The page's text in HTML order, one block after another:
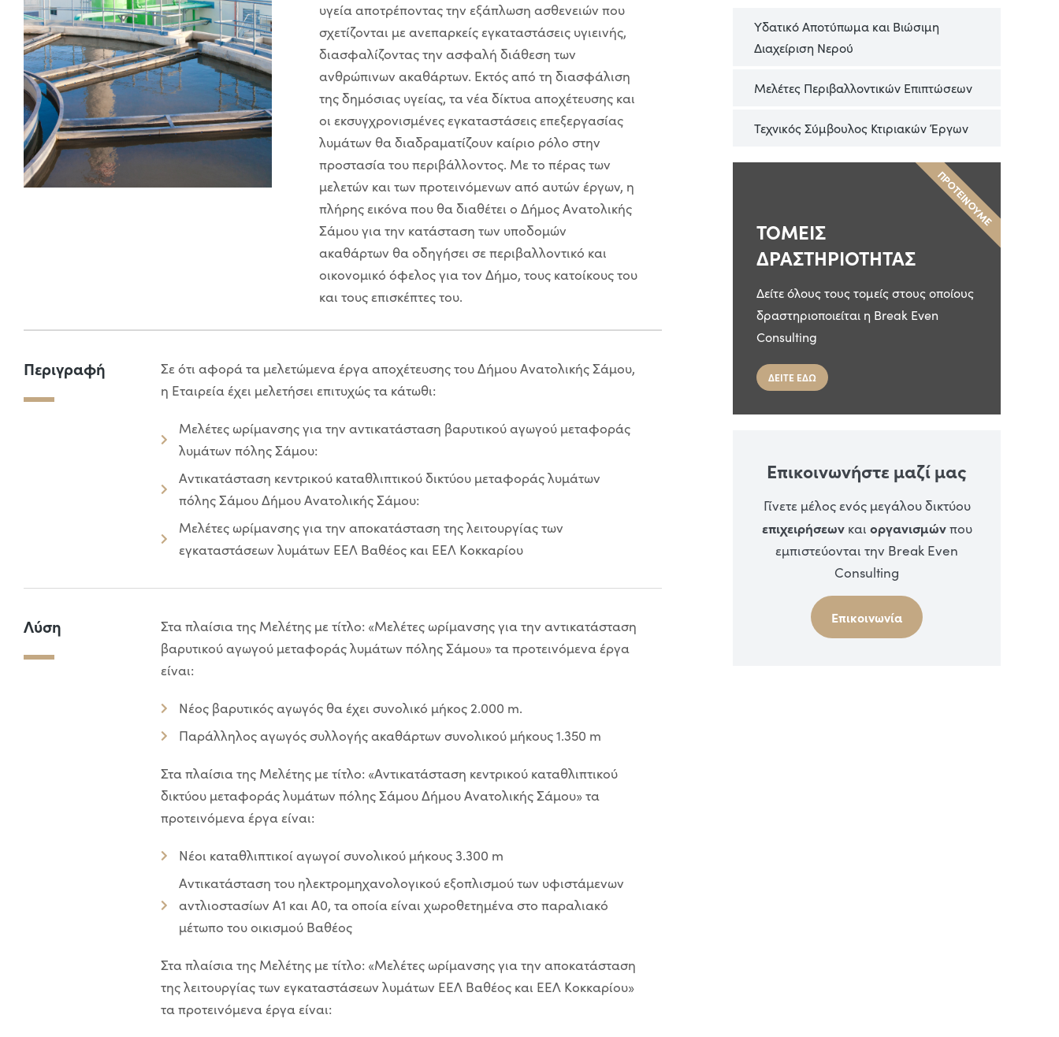
υγεία αποτρέποντας την εξάπλωση ασθενειών που
σχετίζονται με ανεπαρκείς εγκαταστάσεις υγιεινής,
διασφαλίζοντας την ασφαλή διάθεση των
ανθρώπινων ακαθάρτων. Εκτός από τη διασφάλιση
της δημόσιας υγείας, τα νέα δίκτυα αποχέτευσης και
οι εκσυγχρονισμένες εγκαταστάσεις επεξεργασίας
λυμάτων θα διαδραματίζουν καίριο ρόλο στην
προστασία του περιβάλλοντος. Με το πέρας των
μελετών και των προτεινόμενων από αυτών έργων, η
πλήρης εικόνα που θα διαθέτει ο Δήμος Ανατολικής
Σάμου για την κατάσταση των υποδομών
ακαθάρτων θα οδηγήσει σε περιβαλλοντικό και
οικονομικό όφελος για τον Δήμο, τους κατοίκους του
και τους επισκέπτες του.
Περιγραφή
Σε ότι αφορά τα μελετώμενα έργα αποχέτευσης του Δήμου Ανατολικής Σάμου,
η Εταιρεία έχει μελετήσει επιτυχώς τα κάτωθι:
Μελέτες ωρίμανσης για την αντικατάσταση βαρυτικού αγωγού μεταφοράς
λυμάτων πόλης Σάμου:
Αντικατάσταση κεντρικού καταθλιπτικού δικτύου μεταφοράς λυμάτων
πόλης Σάμου Δήμου Ανατολικής Σάμου:
Μελέτες ωρίμανσης για την αποκατάσταση της λειτουργίας των
εγκαταστάσεων λυμάτων ΕΕΛ Βαθέος και ΕΕΛ Κοκκαρίου
Λύση
Στα πλαίσια της Μελέτης με τίτλο: «Μελέτες ωρίμανσης για την αντικατάσταση
βαρυτικού αγωγού μεταφοράς λυμάτων πόλης Σάμου» τα προτεινόμενα έργα
είναι:
Νέος βαρυτικός αγωγός θα έχει συνολικό μήκος 2.000 m.
Παράλληλος αγωγός συλλογής ακαθάρτων συνολικού μήκους 1.350 m
Στα πλαίσια της Μελέτης με τίτλο: «Αντικατάσταση κεντρικού καταθλιπτικού
δικτύου μεταφοράς λυμάτων πόλης Σάμου Δήμου Ανατολικής Σάμου» τα
προτεινόμενα έργα είναι:
Νέοι καταθλιπτικοί αγωγοί συνολικού μήκους 3.300 m
Αντικατάσταση του ηλεκτρομηχανολογικού εξοπλισμού των υφιστάμενων
αντλιοστασίων Α1 και Α0, τα οποία είναι χωροθετημένα στο παραλιακό
μέτωπο του οικισμού Βαθέος
Στα πλαίσια της Μελέτης με τίτλο: «Μελέτες ωρίμανσης για την αποκατάσταση
της λειτουργίας των εγκαταστάσεων λυμάτων ΕΕΛ Βαθέος και ΕΕΛ Κοκκαρίου»
τα προτεινόμενα έργα είναι:
Υδατικό Αποτύπωμα και Βιώσιμη
Διαχείριση Νερού
Μελέτες Περιβαλλοντικών Επιπτώσεων
Τεχνικός Σύμβουλος Κτιριακών Έργων
ΤΟΜΕΙΣ
ΔΡΑΣΤΗΡΙΟΤΗΤΑΣ
Δείτε όλους τους τομείς στους οποίους
δραστηριοποιείται η Break Even
Consulting
ΔΕΙΤΕ ΕΔΩ
ΠΡΟΤΕΙΝΟΥΜΕ
Επικοινωνήστε μαζί μας
Γίνετε μέλος ενός μεγάλου δικτύου
επιχειρήσεωνκαι οργανισμώνπου
εμπιστεύονται την Break Even
Consulting
Επικοινωνία